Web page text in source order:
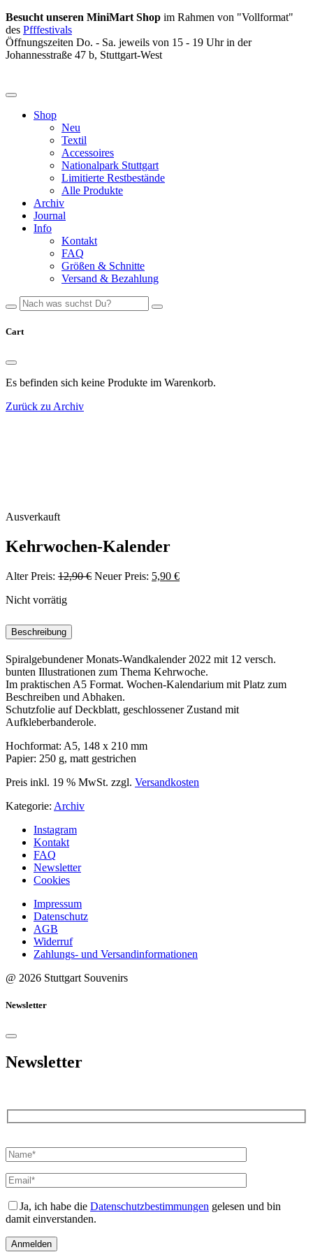
Besucht unseren MiniMart Shop im Rahmen von "Vollformat"
des Pfffestivals
Öffnungszeiten Do. - Sa. jeweils von 15 - 19 Uhr in der
Johannesstraße 47 b, Stuttgart-West
Shop
Neu
Textil
Accessoires
Nationalpark Stuttgart
Limitierte Restbestände
Alle Produkte
Archiv
Journal
Info
Kontakt
FAQ
Größen & Schnitte
Versand & Bezahlung
Cart
Es befinden sich keine Produkte im Warenkorb.
Zurück zu Archiv
Ausverkauft
Kehrwochen-Kalender
Alter Preis: 12,90€ Ursprünglicher
Neuer Preis: 5,90 €Aktueller
Nicht vorrätig
Beschreibung
Spiralgebundener Monats-Wandkalender 2022 mit 12 versch.
bunten Illustrationen zum Thema Kehrwoche.
Im praktischen A5 Format. Wochen-Kalendarium mit Platz zum
Beschreiben und Abhaken.
Schutzfolie auf Deckblatt, geschlossener Zustand mit
Aufkleberbanderole.
Hochformat: A5, 148 x 210 mm
Papier: 250 g, matt gestrichen
Preis inkl. 19 % MwSt. zzgl. Versandkosten
Kategorie: Archiv
Instagram
Kontakt
FAQ
Newsletter
Cookies
Impressum
Datenschutz
AGB
Widerruf
Zahlungs- und Versandinformationen
@ 2026 Stuttgart Souvenirs
Newsletter
Newsletter
lasse
Feld
leer.
Ja, ich habe die Datenschutzbestimmungen gelesen und bin
damit einverstanden.
Anmelden